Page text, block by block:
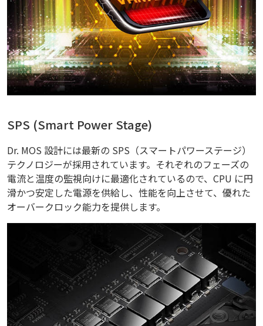
SPS (Smart Power Stage)
Dr. MOS 設計には最新の SPS（スマートパワーステージ）
テクノロジーが採用されています。それぞれのフェーズの
電流と温度の監視向けに最適化されているので、CPU に円
滑かつ安定した電源を供給し、性能を向上させて、優れた
オーバークロック能力を提供します。